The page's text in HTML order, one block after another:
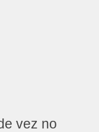
vez no